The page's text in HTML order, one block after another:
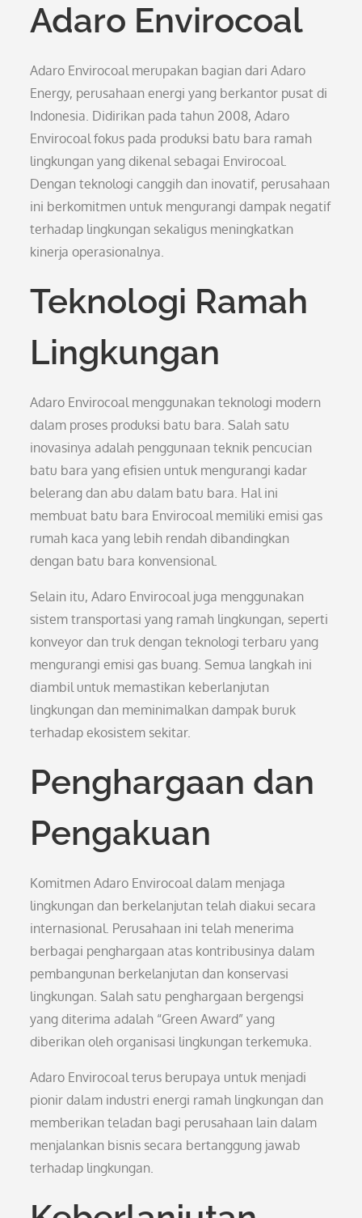
Adaro Envirocoal
Adaro Envirocoal merupakan bagian dari Adaro
Energy, perusahaan energi yang berkantor pusat di
Indonesia. Didirikan pada tahun 2008, Adaro
Envirocoal fokus pada produksi batu bara ramah
lingkungan yang dikenal sebagai Envirocoal.
Dengan teknologi canggih dan inovatif, perusahaan
ini berkomitmen untuk mengurangi dampak negatif
terhadap lingkungan sekaligus meningkatkan
kinerja operasionalnya.
Teknologi Ramah
Lingkungan
Adaro Envirocoal menggunakan teknologi modern
dalam proses produksi batu bara. Salah satu
inovasinya adalah penggunaan teknik pencucian
batu bara yang efisien untuk mengurangi kadar
belerang dan abu dalam batu bara. Hal ini
membuat batu bara Envirocoal memiliki emisi gas
rumah kaca yang lebih rendah dibandingkan
dengan batu bara konvensional.
Selain itu, Adaro Envirocoal juga menggunakan
sistem transportasi yang ramah lingkungan, seperti
konveyor dan truk dengan teknologi terbaru yang
mengurangi emisi gas buang. Semua langkah ini
diambil untuk memastikan keberlanjutan
lingkungan dan meminimalkan dampak buruk
terhadap ekosistem sekitar.
Penghargaan dan
Pengakuan
Komitmen Adaro Envirocoal dalam menjaga
lingkungan dan berkelanjutan telah diakui secara
internasional. Perusahaan ini telah menerima
berbagai penghargaan atas kontribusinya dalam
pembangunan berkelanjutan dan konservasi
lingkungan. Salah satu penghargaan bergengsi
yang diterima adalah “Green Award” yang
diberikan oleh organisasi lingkungan terkemuka.
Adaro Envirocoal terus berupaya untuk menjadi
pionir dalam industri energi ramah lingkungan dan
memberikan teladan bagi perusahaan lain dalam
menjalankan bisnis secara bertanggung jawab
terhadap lingkungan.